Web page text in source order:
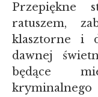
Przepiękne
ratuszem,
klasztorne i
dawnej
będące